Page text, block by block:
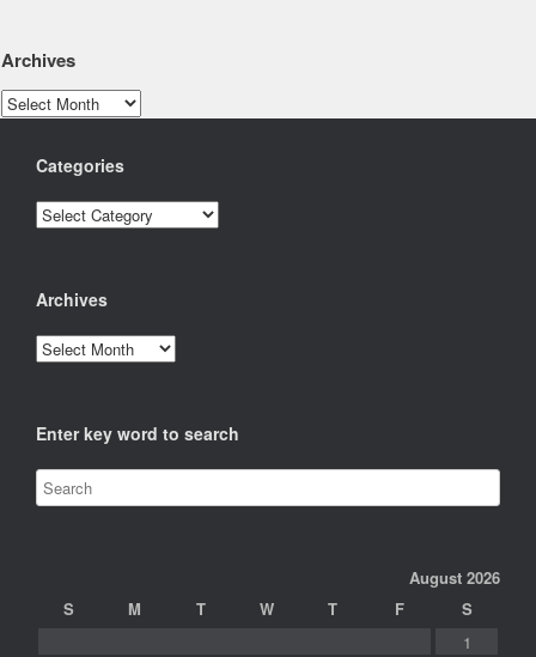
Archives
Archives
Categories
Categories
Archives
Archives
Enter key word to search
August 2026
S
M T W T F
S
1